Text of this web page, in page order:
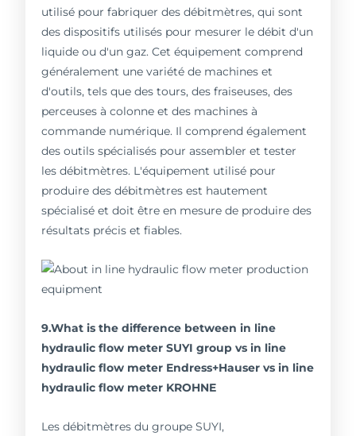
utilisé pour fabriquer des débitmètres, qui sont
des dispositifs utilisés pour mesurer le débit d'un
liquide ou d'un gaz. Cet équipement comprend
généralement une variété de machines et
d'outils, tels que des tours, des fraiseuses, des
perceuses à colonne et des machines à
commande numérique. Il comprend également
des outils spécialisés pour assembler et tester
les débitmètres. L'équipement utilisé pour
produire des débitmètres est hautement
spécialisé et doit être en mesure de produire des
résultats précis et fiables.
9.What is the difference between in line
hydraulic flow meter SUYI group vs in line
hydraulic flow meter Endress+Hauser vs in line
hydraulic flow meter KROHNE
Les débitmètres du groupe SUYI,